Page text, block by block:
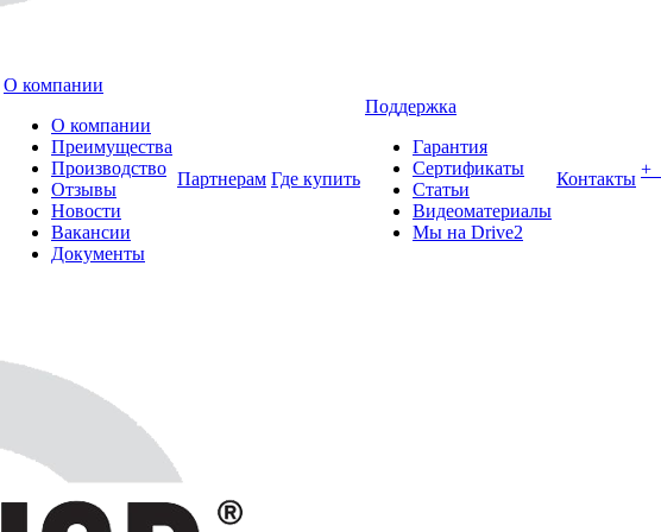
О компании
О компании
Преимущества
Производство
Отзывы
Новости
Вакансии
Документы
Партнерам Где купить
Поддержка
Гарантия
Сертификаты
Статьи
Видеоматериалы
Мы на Drive2
Контакты +